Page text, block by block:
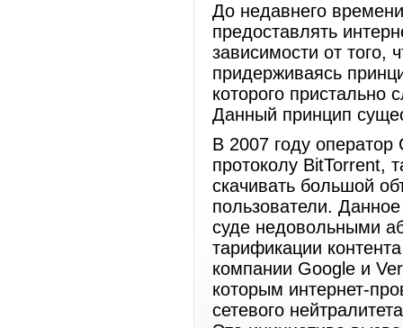
До недавнего
предоставлять
зависимости от того,
придерживаясь
которого пристально
Данный принцип
В 2007 году оператор
протоколу BitTorrent,
скачивать большой
пользователи.
суде недовольными
тарификации
компании Google и
которым интернет-
сетевого